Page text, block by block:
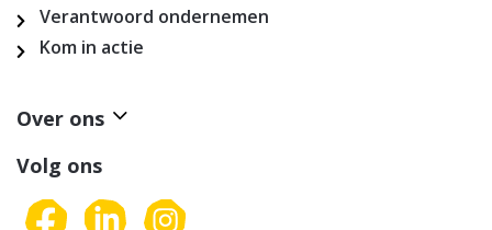
Verantwoord ondernemen
Kom in actie
Over ons
Volg ons